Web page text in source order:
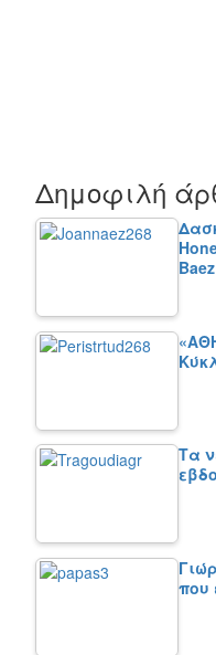
Δημοφιλή
Baez
Τα
που